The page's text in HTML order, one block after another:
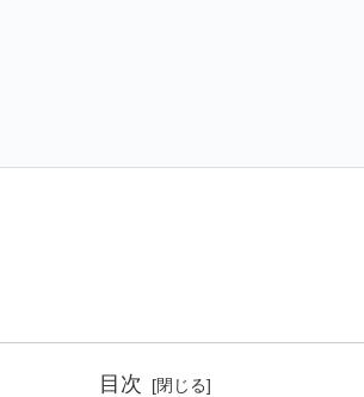
目次